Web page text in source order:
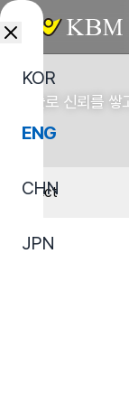
KOR
ENG
CHN
JPN
기술로 신뢰를
Select